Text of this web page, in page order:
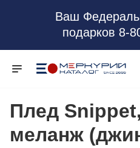
Ваш
подарков 8-
Плед
меланж